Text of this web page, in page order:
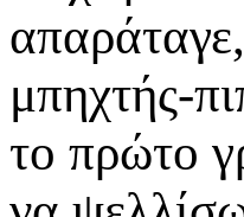
μπηχτής-
το πρώτο